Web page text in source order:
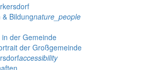
Bildungnature_people
in der Gemeinde
der Großgemeinde
accessibility